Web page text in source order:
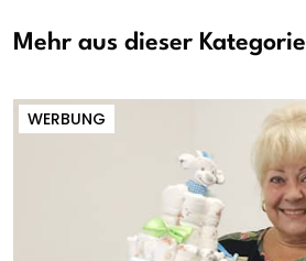
Mehr aus dieser Kategorie
WERBUNG